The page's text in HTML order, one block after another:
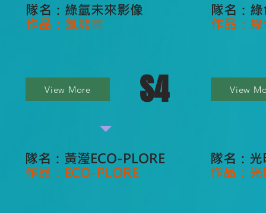
隊名：綠氫未來影像
作品：氫能車
View More S4
隊名：黃瀅ECO-PLORE
作品：ECO-PLORE
隊名：
作品：
View
隊名：
作品：